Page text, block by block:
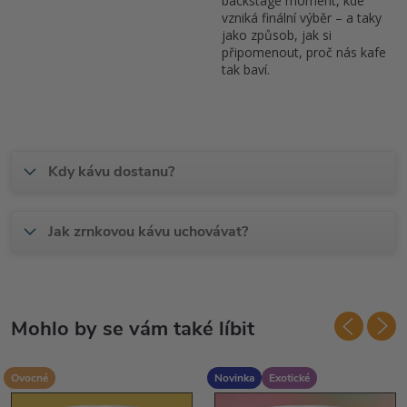
vzniká finální výběr – a taky
jako způsob, jak si
připomenout, proč nás kafe
tak baví.
Kdy kávu dostanu?
Jak zrnkovou kávu uchovávat?
Ovocné Novinka Exotické